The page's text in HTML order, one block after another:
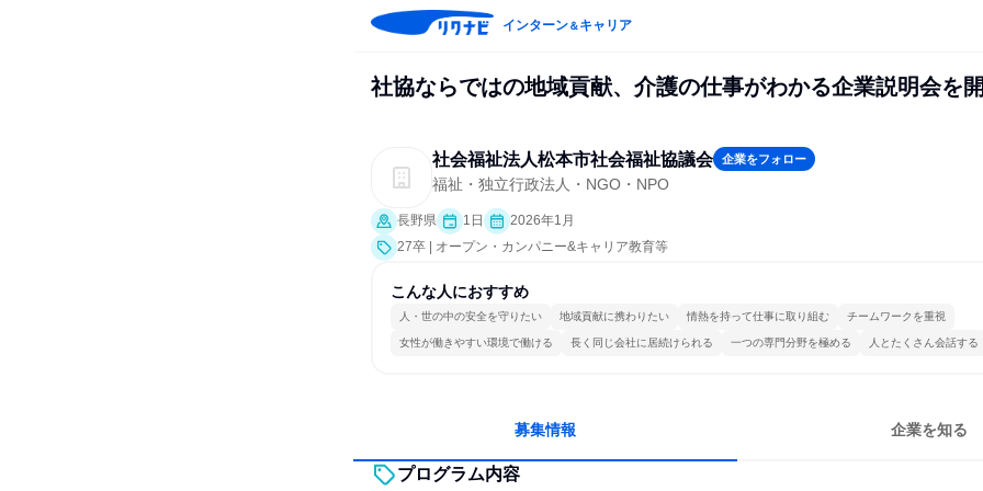
インターン＆キャリア
社協ならではの地域貢献、介護の仕事がわかる企業説明会を
社会福祉法人松本市社会福祉協議会 企業をフォロー
福祉・独立行政法人・NGO・NPO
長野県 1日
2026年1月
27卒 | オープン・カンパニー&キャリア教育等
こんな人におすすめ
人・世の中の安全を守りたい 地域貢献に携わりたい 情熱を持って仕事に取り組む チームワークを重視
女性が働きやすい環境で働ける 長く同じ会社に居続けられる 一つの専門分野を極める 人とたくさん会話する
募集情報 企業を知る
プログラム内容